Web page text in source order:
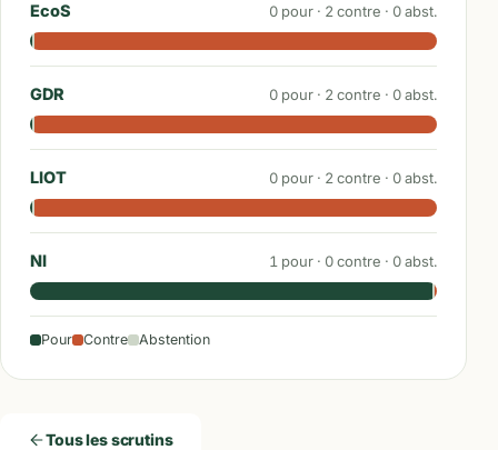
EcoS 0 pour · 2 contre · 0abst.
GDR 0 pour · 2 contre · 0abst.
LIOT 0 pour · 2 contre · 0abst.
NI 1 pour · 0contre · 0abst.
Pour Contre Abstention
Tous les scrutins